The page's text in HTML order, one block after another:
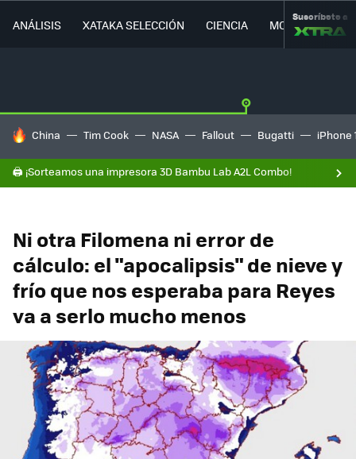
ANÁLISIS XATAKA SELECCIÓN CIENCIA MOVILIDAD
Suscríbete a
HOY SE HABLA DE
China Tim Cook NASA Fallout Bugatti iPhone
🖨️ ¡Sorteamos una impresora 3D Bambu Lab A2L Combo!
Ni otra Filomena ni error de
cálculo: el "apocalipsis" de nieve y
frío que nos esperaba para Reyes
va a serlo mucho menos